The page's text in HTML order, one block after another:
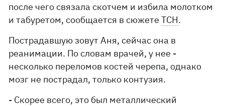
после чего связала скотчем и избила молотком
и табуретом, сообщается в сюжетеТСН.
Пострадавшую зовут Аня, сейчас она в
реанимации. По словам врачей, у нее -
несколько переломов костей черепа, однако
мозг не пострадал, только контузия.
- Скорее всего, это был металлический